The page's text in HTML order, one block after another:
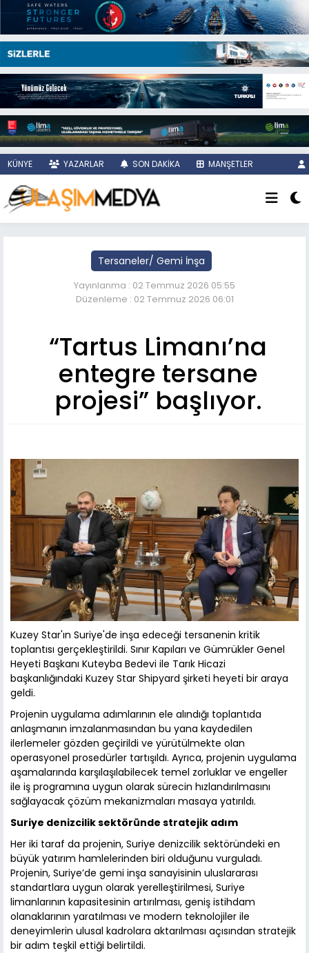
KÜNYE YAZARLAR SON DAKİKA MANŞETLER
Tersaneler/ Gemi İnşa
Yayınlanma : 02 Temmuz 2026 05:55
Düzenleme : 02 Temmuz 2026 06:01
“Tartus Limanı’na
entegre tersane
projesi” başlıyor.
Kuzey Star'ın Suriye'de inşa edeceği tersanenin kritik
toplantısı gerçekleştirildi. Sınır Kapıları ve Gümrükler Genel
Heyeti Başkanı Kuteyba Bedevi ile Tarık Hicazi
başkanlığındaki Kuzey Star Shipyard şirketi heyeti bir araya
geldi.
Projenin uygulama adımlarının ele alındığı toplantıda
anlaşmanın imzalanmasından bu yana kaydedilen
ilerlemeler gözden geçirildi ve yürütülmekte olan
operasyonel prosedürler tartışıldı. Ayrıca, projenin uygulama
aşamalarında karşılaşılabilecek temel zorluklar ve engeller
ile iş programına uygun olarak sürecin hızlandırılmasını
sağlayacak çözüm mekanizmaları masaya yatırıldı.
Suriye denizcilik sektöründe stratejik adım
Her iki taraf da projenin, Suriye denizcilik sektöründeki en
büyük yatırım hamlelerinden biri olduğunu vurguladı.
Projenin, Suriye’de gemi inşa sanayisinin uluslararası
standartlara uygun olarak yerelleştirilmesi, Suriye
limanlarının kapasitesinin artırılması, geniş istihdam
olanaklarının yaratılması ve modern teknolojiler ile
deneyimlerin ulusal kadrolara aktarılması açısından stratejik
bir adım teşkil ettiği belirtildi.